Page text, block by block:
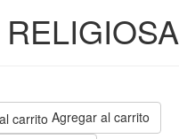
Agregar al carrito